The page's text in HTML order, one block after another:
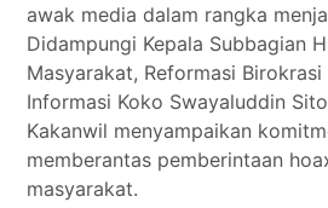
awak media dalam rangka
Didampungi Kepala Subbagian
Masyarakat, Reformasi
Informasi Koko Swayaluddin
Kakanwil menyampaikan
memberantas pemberintaan
masyarakat.